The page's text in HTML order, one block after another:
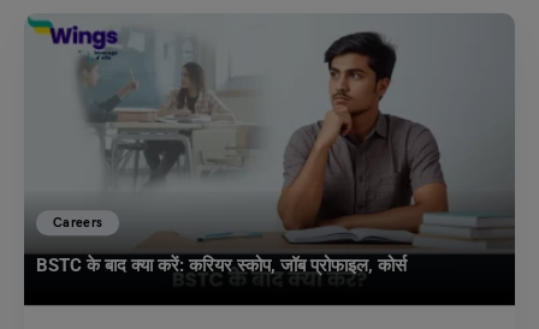
Careers
BSTC के बाद क्या करें: करियर स्कोप, जॉब प्रोफाइल, कोर्स